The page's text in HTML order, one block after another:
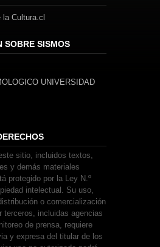
Cultura.cl
SOBRE SISMOS
UNIVERSIDAD
sitio, incluidos textos,
y demás materiales
protegido por la Ley N.º
intelectual. Su uso,
o comercialización
terceros, incluidas agencias
de prensa, requiere
y expresa del titular de los